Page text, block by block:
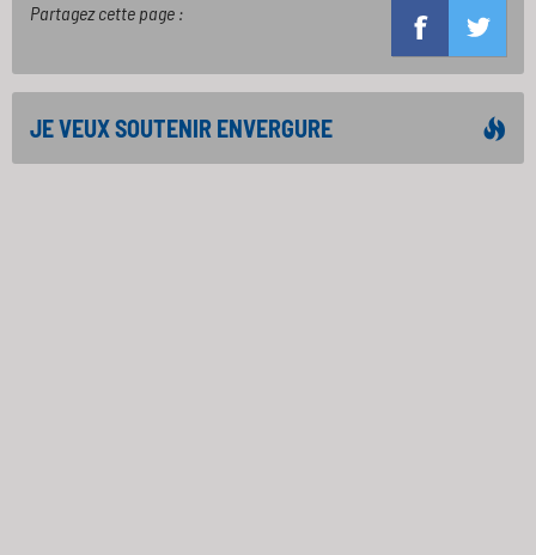
Partagez cette page :
JE VEUX SOUTENIR ENVERGURE